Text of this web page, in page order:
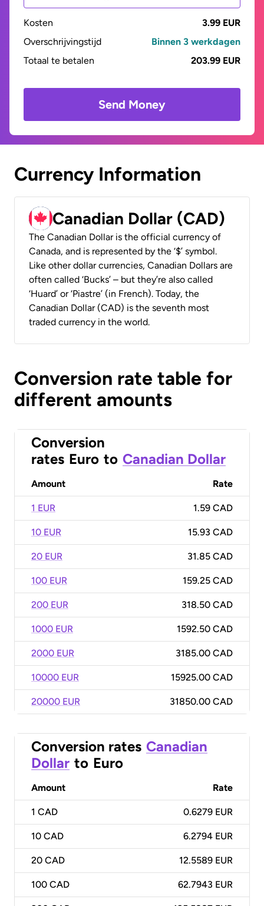
Kosten
3.99 EUR
Overschrijvingstijd
Binnen 3 werkdagen
Totaal te betalen
203.99 EUR
Send Money
Currency Information
Canadian Dollar (CAD)
The Canadian Dollar is the official currency of
Canada, and is represented by the ‘$’ symbol.
Like other dollar currencies, Canadian Dollars are
often called ‘Bucks’ – but they’re also called
‘Huard’ or ‘Piastre’ (in French). Today, the
Canadian Dollar (CAD) is the seventh most
traded currency in the world.
Conversion rate table for
different amounts
Conversion
rates Euro to Canadian Dollar
Amount Rate
1 EUR 1.59 CAD
10 EUR 15.93 CAD
20 EUR 31.85 CAD
100 EUR 159.25 CAD
200 EUR 318.50 CAD
1000 EUR 1592.50 CAD
2000 EUR 3185.00 CAD
10000 EUR 15925.00 CAD
20000 EUR 31850.00 CAD
Conversion rates Canadian
Dollar to Euro
Amount Rate
1 CAD 0.6279 EUR
10 CAD 6.2794 EUR
20 CAD 12.5589 EUR
100 CAD 62.7943 EUR